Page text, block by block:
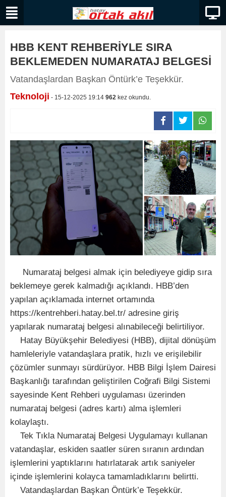
HBB KENT REHBERİYLE SIRA
BEKLEMEDEN NUMARATAJ BELGESİ
Vatandaşlardan Başkan Öntürk’e Teşekkür.
Teknoloji - 15-12-2025 19:14 962 kez okundu.
Numarataj belgesi almak için belediyeye gidip sıra
beklemeye gerek kalmadığı açıklandı. HBB’den
yapılan açıklamada internet ortamında
https://kentrehberi.hatay.bel.tr/ adresine giriş
yapılarak numarataj belgesi alınabileceği belirtiliyor.
Hatay Büyükşehir Belediyesi (HBB), dijital dönüşüm
hamleleriyle vatandaşlara pratik, hızlı ve erişilebilir
çözümler sunmayı sürdürüyor. HBB Bilgi İşlem Dairesi
Başkanlığı tarafından geliştirilen Coğrafi Bilgi Sistemi
sayesinde Kent Rehberi uygulaması üzerinden
numarataj belgesi (adres kartı) alma işlemleri
kolaylaştı.
Tek Tıkla Numarataj Belgesi Uygulamayı kullanan
vatandaşlar, eskiden saatler süren sıranın ardından
işlemlerini yaptıklarını hatırlatarak artık saniyeler
içinde işlemlerini kolayca tamamladıklarını belirtti.
Vatandaşlardan Başkan Öntürk’e Teşekkür.